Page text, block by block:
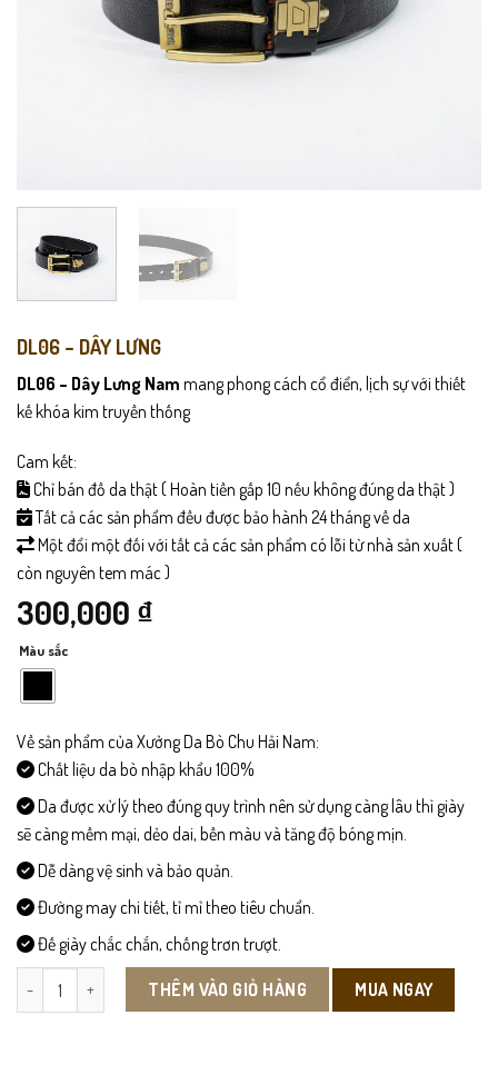
DL06 – DÂY LƯNG
DL06 – Dây Lưng Nam mang phong cách cổ điển, lịch sự với thiết
kế khóa kim truyền thống
Cam kết:
Chỉ bán đồ da thật ( Hoàn tiền gấp 10 nếu không đúng da thật )
Tất cả các sản phẩm đều được bảo hành 24 tháng về da
Một đổi một đối với tất cả các sản phẩm có lỗi từ nhà sản xuất (
còn nguyên tem mác )
300,000 ₫
Màu sắc
Về sản phẩm của Xưởng Da Bò Chu Hải Nam:
Chất liệu da bò nhập khẩu 100%
Da được xử lý theo đúng quy trình nên sử dụng càng lâu thì giày
sẽ càng mềm mại, dẻo dai, bền màu và tăng độ bóng mịn.
Dễ dàng vệ sinh và bảo quản.
Đường may chi tiết, tỉ mỉ theo tiêu chuẩn.
Đế giày chắc chắn, chống trơn trượt.
DL06 - Dây Lưng số lượngTHÊM VÀO GIỎ HÀNG MUA NGAY